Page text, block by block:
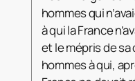
hommes qui
à qui la France
et le mépris de
hommes à qui,